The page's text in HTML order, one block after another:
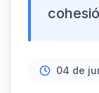
04 de